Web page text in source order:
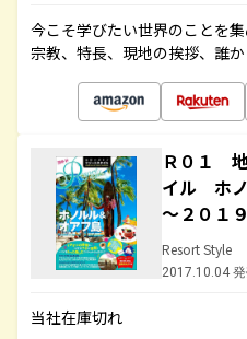
今こそ学びたい世界のことを
宗教、特長、現地の挨拶、誰
Ｒ０１
イル ホ
～２０１９
Resort Style
2017.10.04
当社在庫切れ